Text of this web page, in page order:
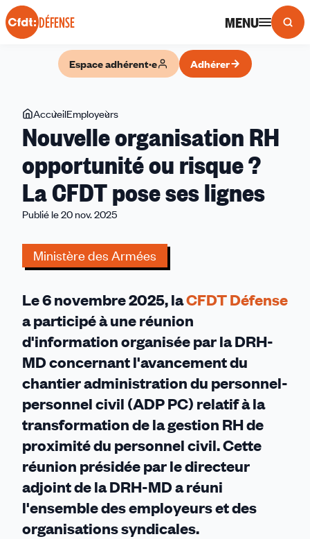
Panneau de gestion des cookies
DÉFENSE MENU
Espace adhérent·e Adhérer
Vous
êtes
ici
AccueilEmployeurs
organisation
RH
opportunité
ou
risque
CFDT
pose
lignes
Nouvelle organisation RH
opportunité ou risque ?
La CFDT pose ses lignes
Publié le 20 nov. 2025
Ministère des Armées
Le 6 novembre 2025, laCFDT Défense
a participé à une réunion
d'information organisée par la DRH-
MD concernant l'avancement du
chantier administration du personnel-
personnel civil (ADP PC) relatif à la
transformation de la gestion RH de
proximité du personnel civil. Cette
réunion présidée par le directeur
adjoint de la DRH-MD a réuni
l'ensemble des employeurs et des
organisations syndicales.